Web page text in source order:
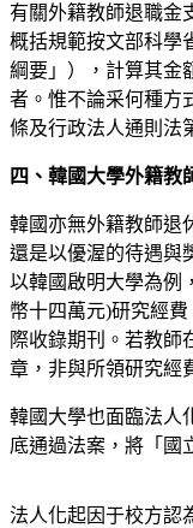
有關外籍教師退職金
概括規範按文部科學
綱要」），計算其金
者。惟不論采何種方
條及行政法人通則法
四、韓國大學外籍教
韓國亦無外籍教師退
還是以優渥的待遇與
以韓國啟明大學為例
幣十四萬元)研究經
際收錄期刊。若教師
章，非與所領研究經
韓國大學也面臨法人
底通過法案，將「國
法人化起因于校方認